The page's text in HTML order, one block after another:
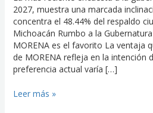
2027, muestra una marcada
concentra el 48.44% del respaldo
Michoacán Rumbo a la
MORENA es el favorito La ventaja
de MORENA refleja en la intención
preferencia actual varía […]
Leer más »